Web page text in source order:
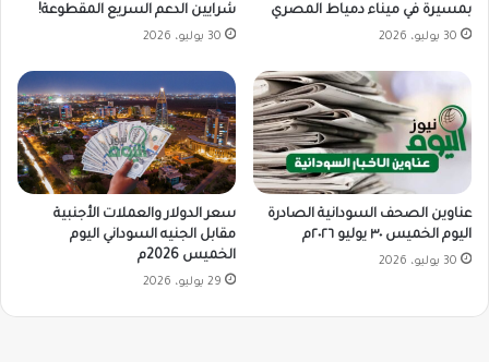
بمسيرة في ميناء دمياط المصري
30 يوليو، 2026
شرايين الدعم السريع المقطوعة!
30 يوليو، 2026
عناوين الصحف السودانية الصادرة
اليوم الخميس ٣٠ يوليو ٢٠٢٦م
30 يوليو، 2026
سعر الدولار والعملات الأجنبية
مقابل الجنيه السوداني اليوم
الخميس 2026م
29 يوليو، 2026